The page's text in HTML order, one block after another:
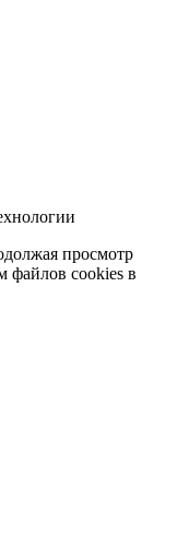
просмотр
файлов cookies в